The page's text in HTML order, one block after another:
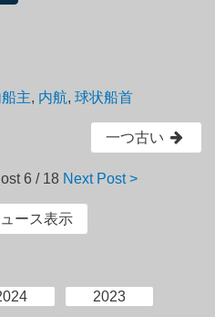
主, 内航,球状船首
一つ古い
6 / 18 Next Post >
ース表示
2023